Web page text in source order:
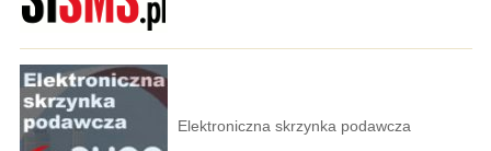
Elektroniczna skrzynka podawcza